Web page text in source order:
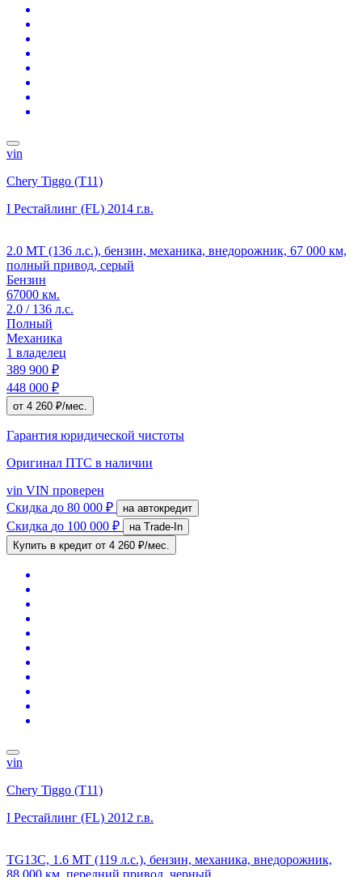
vin
Chery Tiggo (T11)
I Рестайлинг (FL) 2014 г.в.
2.0 MT (136 л.с.), бензин, механика, внедорожник, 67 000 км,
полный привод, серый
Бензин
67000 км.
2.0 / 136 л.с.
Полный
Механика
1 владелец
389 900 ₽
448 000 ₽
от 4 260 ₽/мес.
Гарантия юридической чистоты
Оригинал ПТС в наличии
vin VIN проверен
Скидка до 80 000 ₽ на автокредит
Скидка до 100 000 ₽
на Trade-In
Купить в кредит от 4 260 ₽/мес.
vin
Chery Tiggo (T11)
I Рестайлинг (FL) 2012 г.в.
TG13C, 1.6 MT (119 л.с.), бензин, механика, внедорожник,
88 000 км, передний привод, черный